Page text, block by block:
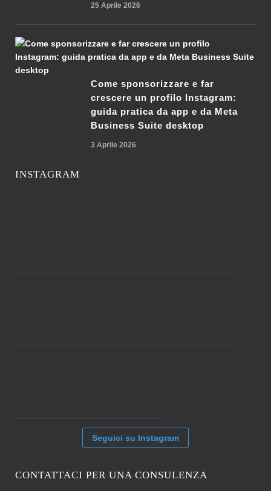
25 Aprile 2026
Come sponsorizzare e far
crescere un profilo Instagram:
guida pratica da app e da Meta
Business Suite desktop
3 Aprile 2026
INSTAGRAM
Seguici su Instagram
CONTATTACI PER UNA CONSULENZA